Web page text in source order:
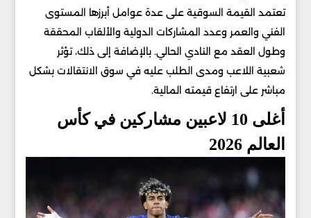
تعتمد القيمة السوقية على عدة عوامل أبرزها المستوى
الفني والعمر وعدد المشاركات الدولية والألقاب المحققة
وطول العقد مع النادي الحالي. بالإضافة إلى ذلك، تؤثر
شعبية اللاعب ومدى الطلب عليه في سوق الانتقالات بشكل
مباشر على ارتفاع قيمته المالية.
أغلى 10 لاعبين مشاركين في كأس
العالم 2026